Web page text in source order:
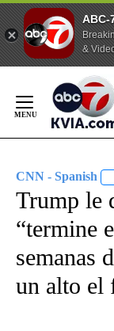
ABC-
&
Content
CNN - Spanish
Trump le
“termine
semanas
un alto el